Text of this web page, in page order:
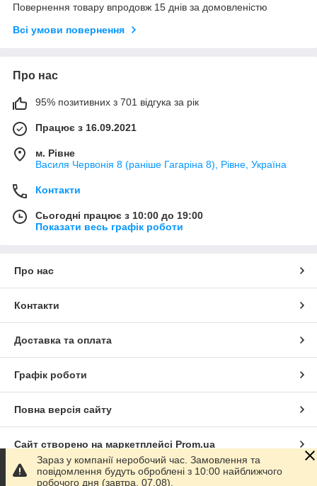
Повернення товару впродовж 15 днів за домовленістю
Всі умови повернення
Про нас
95% позитивних з 701 відгука за рік
Працює з 16.09.2021
м. Рівне
Василя Червонія 8 (раніше Гагаріна 8), Рівне, Україна
Контакти
Сьогодні працює з 10:00 до 19:00
Показати весь графік роботи
Про нас
Контакти
Доставка та оплата
Графік роботи
Повна версія сайту
Сайт створено на маркетплейсі Prom.ua
Політика конфіденційності
Зараз у компанії неробочий час. Замовлення та
повідомлення будуть оброблені з 10:00 найближчого
робочого дня (завтра, 07.08).